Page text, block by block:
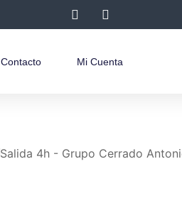
Contacto Mi Cuenta